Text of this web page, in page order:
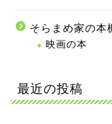
そらまめ家の本
映画の本
最近の投稿